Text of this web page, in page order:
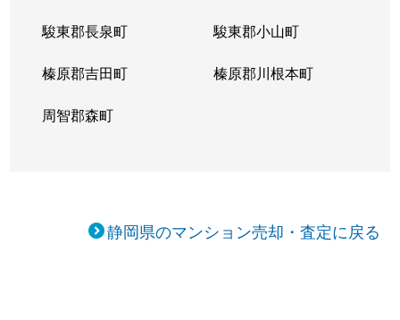
駿東郡長泉町 駿東郡小山町
榛原郡吉田町 榛原郡川根本町
周智郡森町
静岡県のマンション売却・査定に戻る